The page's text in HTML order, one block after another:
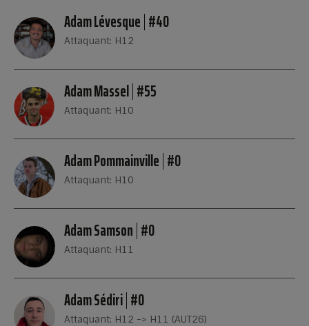
Adam Lévesque #40
Attaquant: H12
Adam Massel #55
Attaquant: H10
Adam Pommainville #0
Attaquant: H10
Adam Samson #0
Attaquant: H11
Adam Sédiri #0
Attaquant: H12 -> H11 (AUT26)